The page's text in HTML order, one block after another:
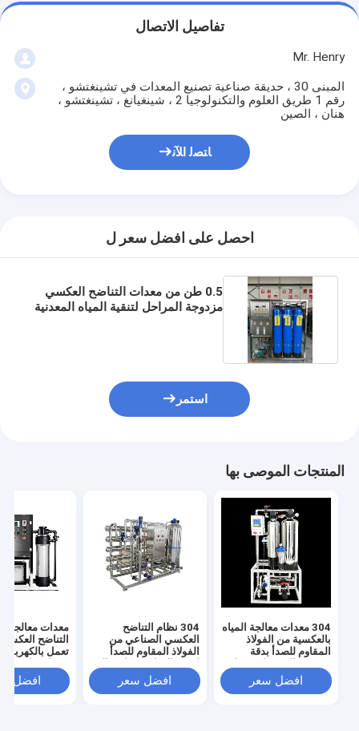
تفاصيل الاتصال
Mr. Henry
المبنى 30 ، حديقة صناعية تصنيع المعدات في تشينغتشو ،
رقم 1 طريق العلوم والتكنولوجيا 2 ، شينغيانغ ، تشينغتشو ،
هنان ، الصين
ﺎﺘﺼﻟ ﺍﻶﻧ
احصل على افضل سعر ل
0.5 طن من معدات التناضح العكسي
مزدوجة المراحل لتنقية المياه المعدنية
استمر
المنتجات الموصى بها
304 معدات معالجة المياه
بالعكسية من الفولاذ
المقاوم للصدأ بدقة
مدخل المياه 0.3MPAافضل سعر
304 نظام التناضح
العكسي الصناعي من
الفولاذ المقاوم للصدأ
ودائم
افضل سعر
معدات معالجة
التناضح
تعمل
باسكال ودقة
جدًا
افضل